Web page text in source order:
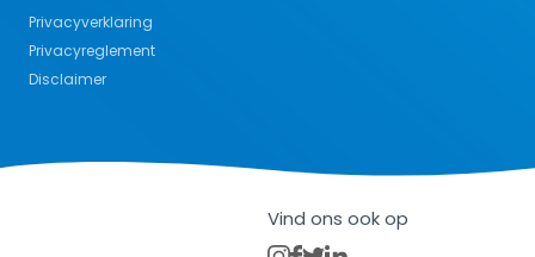
Privacyverklaring
Privacyreglement
Disclaimer
Vind ons ook op